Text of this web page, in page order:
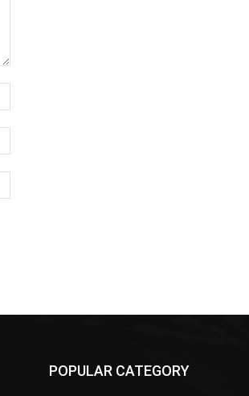
electrónico:*
web:
POPULAR CATEGORY